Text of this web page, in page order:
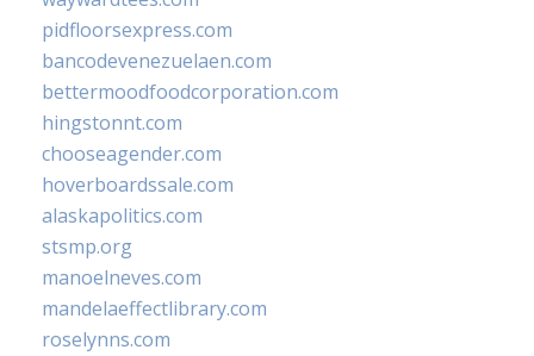
pidfloorsexpress.com
bancodevenezuelaen.com
bettermoodfoodcorporation.com
hingstonnt.com
chooseagender.com
hoverboardssale.com
alaskapolitics.com
stsmp.org
manoelneves.com
mandelaeffectlibrary.com
roselynns.com